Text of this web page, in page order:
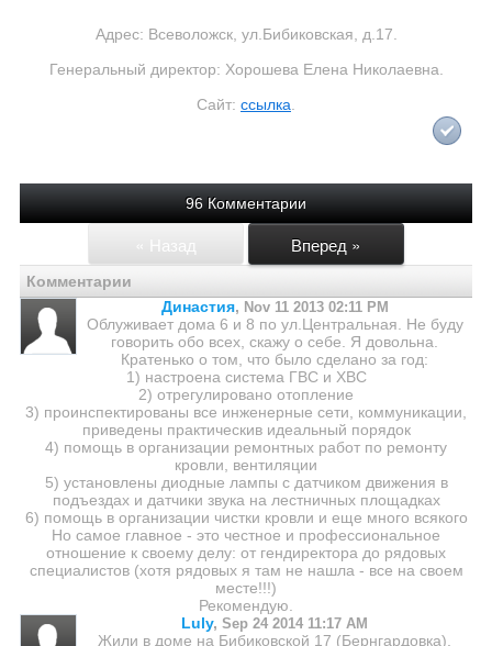
Адрес: Всеволожск, ул.Бибиковская, д.17.
Генеральный директор: Хорошева Елена Николаевна.
Сайт: ссылка
96 Комментарии
« Назад Вперед »
Комментарии
Династия, Nov 11 2013 02:11 PM
Облуживает дома 6 и 8 по ул.Центральная. Не буду
говорить обо всех, скажу о себе. Я довольна.
Кратенько о том, что было сделано за год:
1) настроена система ГВС и ХВС
2) отрегулировано отопление
3) проинспектированы все инженерные сети, коммуникации,
приведены практическив идеальный порядок
4) помощь в организации ремонтных работ по ремонту
кровли, вентиляции
5) установлены диодные лампы с датчиком движения в
подъездах и датчики звука на лестничных площадках
6) помощь в организации чистки кровли и еще много всякого
Но самое главное - это честное и профессиональное
отношение к своему делу: от гендиректора до рядовых
специалистов (хотя рядовых я там не нашла - все на своем
месте!!!)
Рекомендую.
Luly, Sep 24 2014 11:17 AM
Жили в доме на Бибиковской 17 (Бернгардовка),